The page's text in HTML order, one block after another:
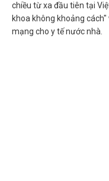
chiều từ xa đầu tiên tại
khoa không khoảng
mạng cho y tế nước nhà.